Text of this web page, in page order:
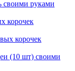
корочек
(10 шт) своими